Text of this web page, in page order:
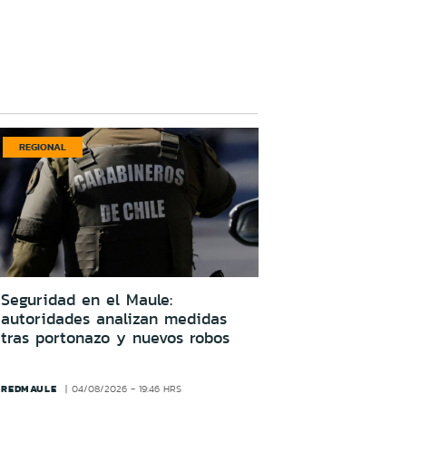
REGIONAL
Seguridad en el Maule:
autoridades analizan medidas
tras portonazo y nuevos robos
REDMAULE 04/08/2026 - 19:46 HRS